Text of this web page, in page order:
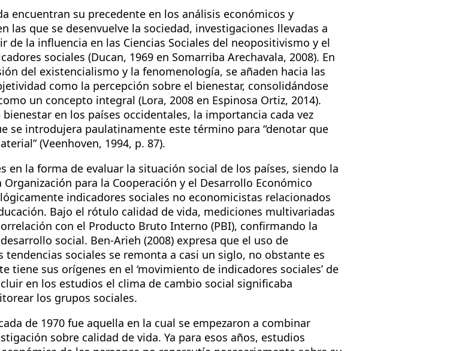
encuentran su precedente en los análisis económicos y
las que se desenvuelve la sociedad, investigaciones llevadas a
de la influencia en las Ciencias Sociales del neopositivismo y el
sociales (Ducan, 1969 en Somarriba Arechavala, 2008). En
del existencialismo y la fenomenología, se añaden hacia las
como la percepción sobre el bienestar, consolidándose
un concepto integral (Lora, 2008 en Espinosa Ortiz, 2014).
en los países occidentales, la importancia cada vez
se introdujera paulatinamente este término para “denotar que
(Veenhoven, 1994, p. 87).
en la forma de evaluar la situación social de los países, siendo la
para la Cooperación y el Desarrollo Económico
indicadores sociales no economicistas relacionados
Bajo el rótulo calidad de vida, mediciones multivariadas
con el Producto Bruto Interno (PBI), confirmando la
social. Ben-Arieh (2008) expresa que el uso de
sociales se remonta a casi un siglo, no obstante es
tiene sus orígenes en el ‘movimiento de indicadores sociales’ de
en los estudios el clima de cambio social significaba
los grupos sociales.
de 1970 fue aquella en la cual se empezaron a combinar
sobre calidad de vida. Ya para esos años, estudios